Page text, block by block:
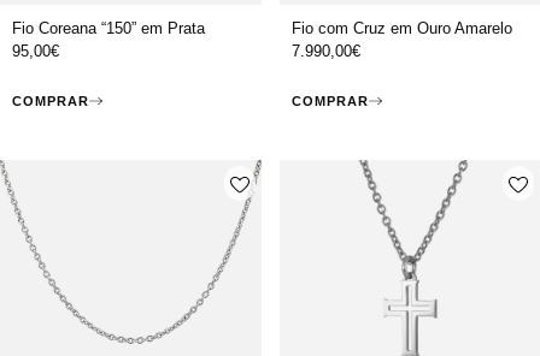
Fio Coreana “150” em Prata
95,00€
COMPRAR
Fio com Cruz em Ouro Amarelo
7.990,00€
COMPRAR